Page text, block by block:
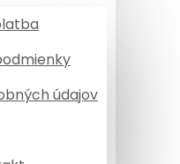
údajov